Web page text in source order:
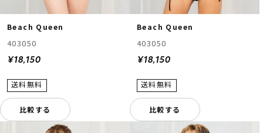
Beach Queen
403050
¥18,150
比較する
Beach Queen
403050
¥18,150
比較する